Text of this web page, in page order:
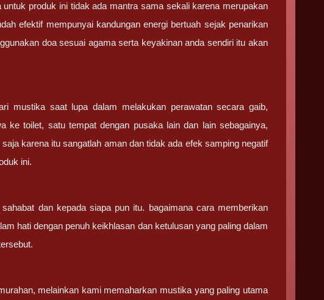
produk ini tidak ada mantra sama sekali karena merupakan
efektif mempunyai kandungan energi bertuah sejak penarikan
doa sesuai agama serta keyakinan anda sendiri itu akan
mustika saat lupa dalam melakukan perawatan secara gaib,
ke toilet, satu tempat dengan pusaka lain dan lain sebagainya,
karena itu sangatlah aman dan tidak ada efek samping negatif
ini.
dan kepada siapa pun itu. bagaimana cara memberikan
hati dengan penuh keikhlasan dan ketulusan yang paling dalam
melainkan kami memaharkan mustika yang paling utama